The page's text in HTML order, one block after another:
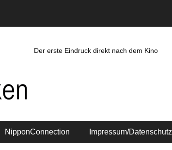
Der erste Eindruck direkt nach dem Kino
NipponConnection Impressum/Datenschutz